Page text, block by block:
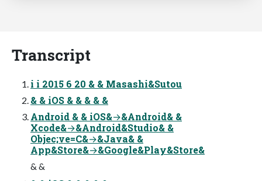
Transcript
i i 2015 6 20 & & Masashi&Sutou
& & iOS & & & & &
Android & & iOS&→&Android& &
Xcode&→&Android&Studio& &
Objec;ve=C&→&Java& &
App&Store&→&Google&Play&Store&
& &